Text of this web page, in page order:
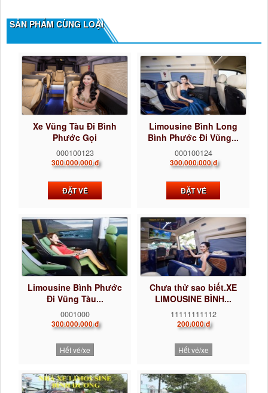
SẢN PHẨM CÙNG LOẠI
Xe Vũng Tàu Đi Bình
Phước Gọi
0922242225...
000100123
300.000.000 đ
ĐẶT VÉ
Limousine Bình Long
Bình Phước Đi Vũng...
000100124
300.000.000 đ
ĐẶT VÉ
Limousine Bình Phước
Đi Vũng Tàu...
0001000
300.000.000 đ
Hết vé/xe
Chưa thử sao biết.XE
LIMOUSINE BÌNH...
11111111112
200.000 đ
Hết vé/xe